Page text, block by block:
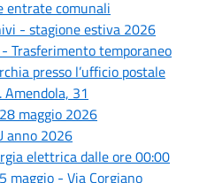
entrate comunali
- stagione estiva 2026
Trasferimento temporaneo
presso l’ufficio postale
Amendola, 31
maggio 2026
anno 2026
elettrica dalle ore 00:00
maggio - Via Corgiano